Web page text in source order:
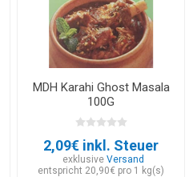
MDH Karahi Ghost Masala
100G
2,09€ inkl. Steuer
exklusive Versand
entspricht 20,90€ pro 1 kg(s)